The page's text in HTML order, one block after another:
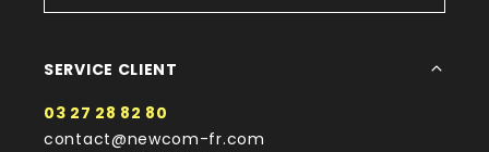
SERVICE CLIENT
03 27 28 82 80
contact@newcom-fr.com